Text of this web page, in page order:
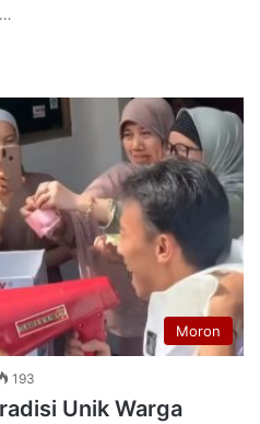
Moron
193
Unik Warga